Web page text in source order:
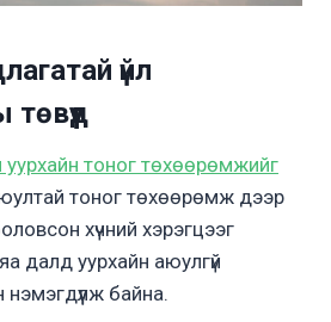
үйл
уурхайн тоног төхөөрөмжийг
тоног төхөөрөмж дээр
хүчний хэрэгцээг
далд уурхайн аюулгүй
байна.